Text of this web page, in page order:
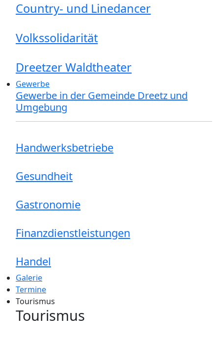
Country- und Linedancer
Volkssolidarität
Dreetzer Waldtheater
Gewerbe
Gewerbe in der Gemeinde Dreetz und
Umgebung
Handwerksbetriebe
Gesundheit
Gastronomie
Finanzdienstleistungen
Handel
Galerie
Termine
Tourismus
Tourismus